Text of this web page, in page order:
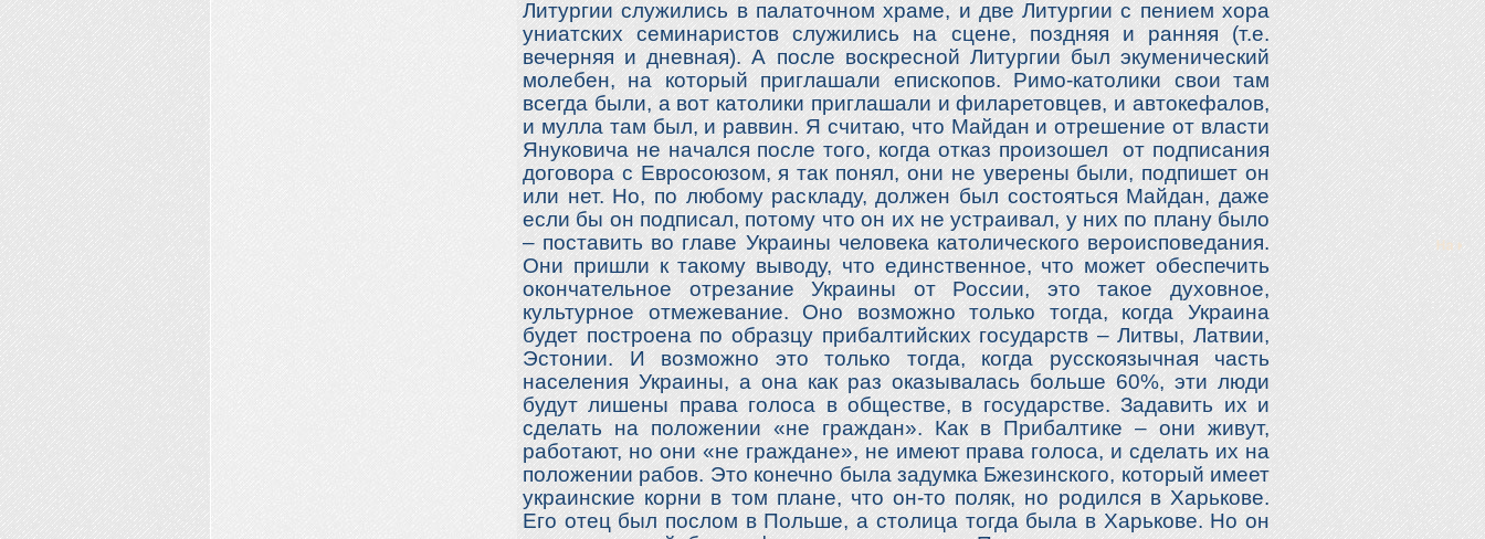
Литургии служились в палаточном храме, и две Литургии с пением хора
униатских семинаристов служились на сцене, поздняя и ранняя (т.е.
вечерняя и дневная). А после воскресной Литургии был экуменический
молебен, на который приглашали епископов. Римо-католики свои там
всегда были, а вот католики приглашали и филаретовцев, и автокефалов,
и мулла там был, и раввин. Я считаю, что Майдан и отрешение от власти
Януковича не начался после того, когда отказ произошел от подписания
договора с Евросоюзом, я так понял, они не уверены были, подпишет он
или нет. Но, по любому раскладу, должен был состояться Майдан, даже
если бы он подписал, потому что он их не устраивал, у них по плану было
– поставить во главе Украины человека католического вероисповедания.
Они пришли к такому выводу, что единственное, что может обеспечить
окончательное отрезание Украины от России, это такое духовное,
культурное отмежевание. Оно возможно только тогда, когда Украина
будет построена по образцу прибалтийских государств – Литвы, Латвии,
Эстонии. И возможно это только тогда, когда русскоязычная часть
населения Украины, а она как раз оказывалась больше 60%, эти люди
будут лишены права голоса в обществе, в государстве. Задавить их и
сделать на положении «не граждан». Как в Прибалтике – они живут,
работают, но они «не граждане», не имеют права голоса, и сделать их на
положении рабов. Это конечно была задумка Бжезинского, который имеет
украинские корни в том плане, что он-то поляк, но родился в Харькове.
Его отец был послом в Польше, а столица тогда была в Харькове. Но он